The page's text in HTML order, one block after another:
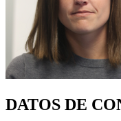
DATOS DE